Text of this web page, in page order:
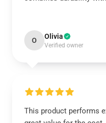
O Olivia
Verified owner
This product performs